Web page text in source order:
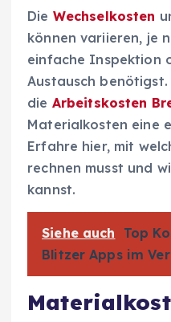
Die Wechselkosten
können variieren, je
einfache Inspektion
Austausch
die Arbeitskosten
Materialkosten eine
Erfahre hier, mit
rechnen musst und
kannst.
Siehe auch
Top
Blitzer Apps im